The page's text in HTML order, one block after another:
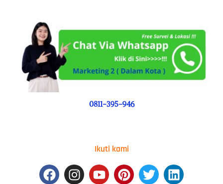
0811-395-946
Ikuti kami
FacebookInstagram
YoutubePinterest
TwitterLinkedin